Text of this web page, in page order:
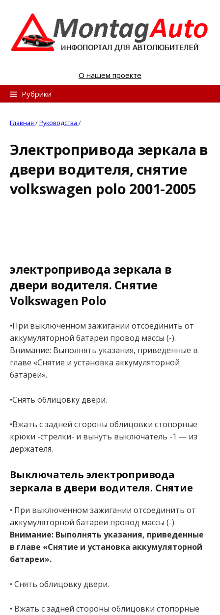
n
О нашем проекте
Рубрики
и
Главная /Руководства /
Электропривода зеркала в
двери водителя, снятие
volkswagen polo 2001-2005
электропривода зеркала в
двери водителя. Снятие
Volkswagen Polo
•При выключенном зажигании отсоединить от
аккумуляторной батареи провод массы (-).
Внимание: Выполнять указания, приведенные в
главе «Снятие и установка аккумуляторной
батареи».
•Снять облицовку двери.
•Вжать с задней стороны облицовки стопорные
крюки -стрелки- и вынуть выключатель -1 — из
держателя.
Выключатель электропривода
зеркала в двери водителя. Снятие
• При выключенном зажигании отсоединить от
аккумуляторной батареи провод массы (-).
Внимание: Выполнять указания, приведенные
в главе «Снятие и установка аккумуляторной
батареи».
• Снять облицовку двери.
• Вжать с задней стороны облицовки стопорные